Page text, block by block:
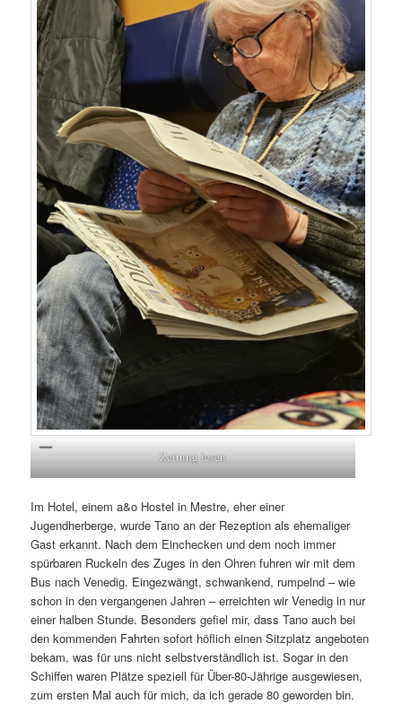
Zeitung lesen
Im Hotel, einem a&o Hostel in Mestre, eher einer
Jugendherberge, wurde Tano an der Rezeption als ehemaliger
Gast erkannt. Nach dem Einchecken und dem noch immer
spürbaren Ruckeln des Zuges in den Ohren fuhren wir mit dem
Bus nach Venedig. Eingezwängt, schwankend, rumpelnd – wie
schon in den vergangenen Jahren – erreichten wir Venedig in nur
einer halben Stunde. Besonders gefiel mir, dass Tano auch bei
den kommenden Fahrten sofort höflich einen Sitzplatz angeboten
bekam, was für uns nicht selbstverständlich ist. Sogar in den
Schiffen waren Plätze speziell für Über-80-Jährige ausgewiesen,
zum ersten Mal auch für mich, da ich gerade 80 geworden bin.